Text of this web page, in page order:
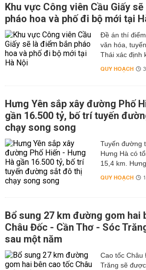
Khu vực Công viên Cầu Giấy
pháo hoa và phố đi bộ mới tại
Đề án thí
văn hóa,
Thái xác định
QUY HOẠCH
Hưng Yên sắp xây đường Phố
gần 16.500 tỷ, bố trí tuyến
chạy song song
Tuyến đường
Hưng Hà có
15,4 km.
QUY HOẠCH
Bổ sung 27 km đường gom hai
Châu Đốc - Cần Thơ - Sóc
sau một năm
Cao tốc Châu
Trăng sẽ